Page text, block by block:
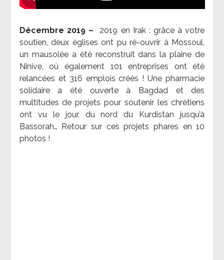
Décembre 2019 – 2019 en Irak : grâce à votre
soutien, deux églises ont pu ré-ouvrir à Mossoul,
un mausolée a été reconstruit dans la plaine de
Ninive, où également 101 entreprises ont été
relancées et 316 emplois créés ! Une pharmacie
solidaire a été ouverte à Bagdad et des
multitudes de projets pour soutenir les chrétiens
ont vu le jour, du nord du Kurdistan jusqu’à
Bassorah… Retour sur ces projets phares en 10
photos !